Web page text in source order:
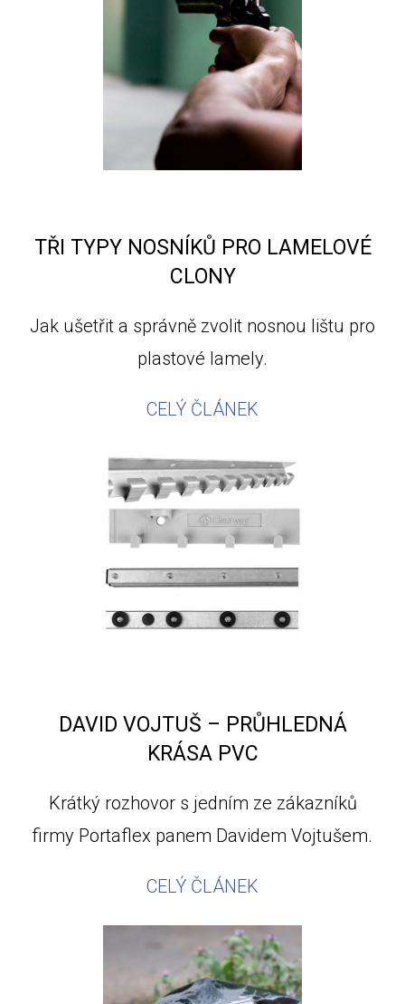
TŘI TYPY NOSNÍKŮ PRO LAMELOVÉ
CLONY
Jak ušetřit a správně zvolit nosnou lištu pro
plastové lamely.
CELÝ ČLÁNEK
DAVID VOJTUŠ – PRŮHLEDNÁ
KRÁSA PVC
Krátký rozhovor s jedním ze zákazníků
firmy Portaflex panem Davidem Vojtušem.
CELÝ ČLÁNEK